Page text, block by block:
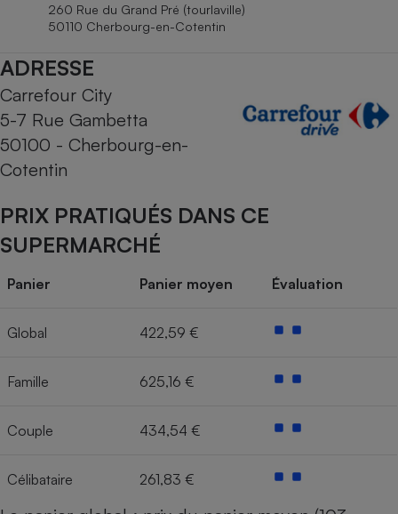
260 Rue du Grand Pré (tourlaville)
50110 Cherbourg-en-Cotentin
ADRESSE
Carrefour City
5-7 Rue Gambetta
50100 - Cherbourg-en-
Cotentin
PRIX PRATIQUÉS DANS CE
SUPERMARCHÉ
Panier Panier moyen Évaluation
Global 422,59 €
Famille 625,16 €
Couple 434,54 €
Célibataire 261,83 €